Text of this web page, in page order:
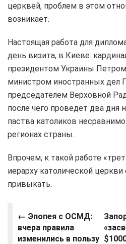
церквей, проблем в этом
возникает.
Настоящая работа для
день визита, в Киеве:
президентом Украины
министром иностранных
председателем Верховной
после чего проведёт два дня
паства католиков
регионах страны.
Впрочем, к такой работе
иерарху католической
привыкать.
← Эпопея с ОСМД:
вчера правила
изменились в пользу